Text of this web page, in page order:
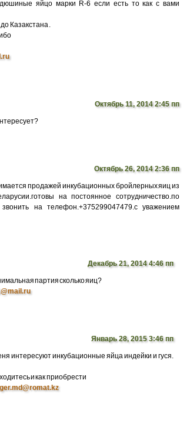
яйцо марки R-6 если есть то как с вами
Казакстана .
Октябрь 11, 2014 2:45 пп
Октябрь 26, 2014 2:36 пп
продажей инкубационных бройлерных яиц из
на постоянное сотрудничество.по
на телефон.+375299047479.с уважением
Декабрь 21, 2014 4:46 пп
партия сколько яиц?
Январь 28, 2015 3:46 пп
интересуют инкубационные яйца индейки и гуся.
и как приобрести